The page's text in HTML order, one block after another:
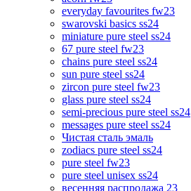
everyday favourites fw23
swarovski basics ss24
miniature pure steel ss24
67 pure steel fw23
chains pure steel ss24
sun pure steel ss24
zircon pure steel fw23
glass pure steel ss24
semi-precious pure steel ss24
messages pure steel ss24
Чистая сталь эмаль
zodiacs pure steel ss24
pure steel fw23
pure steel unisex ss24
весенняя распродажа 23